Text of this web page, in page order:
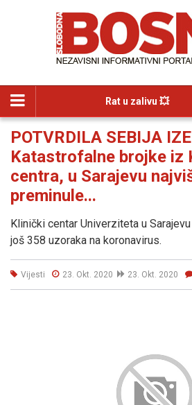
Rat u zalivu 💥
POTVRDILA SEBIJA
Katastrofalne brojke iz
centra, u Sarajevu
preminule...
Klinički centar Univerziteta u
još 358 uzoraka na koronavirus.
Vijesti 23. Okt. 2020 23. Okt. 2020